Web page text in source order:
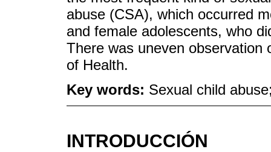
abuse (CSA), which occurred
and female adolescents, who
There was uneven observation
of Health.
Key words: Sexual child
INTRODUCCIÓN